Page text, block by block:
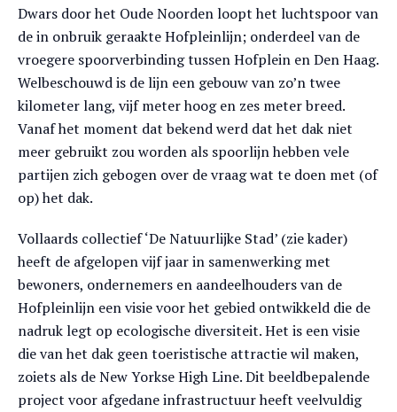
Dwars door het Oude Noorden loopt het luchtspoor van
de in onbruik geraakte Hofpleinlijn; onderdeel van de
vroegere spoorverbinding tussen Hofplein en Den Haag.
Welbeschouwd is de lijn een gebouw van zo’n twee
kilometer lang, vijf meter hoog en zes meter breed.
Vanaf het moment dat bekend werd dat het dak niet
meer gebruikt zou worden als spoorlijn hebben vele
partijen zich gebogen over de vraag wat te doen met (of
op) het dak.
Vollaards collectief ‘De Natuurlijke Stad’ (zie kader)
heeft de afgelopen vijf jaar in samenwerking met
bewoners, ondernemers en aandeelhouders van de
Hofpleinlijn een visie voor het gebied ontwikkeld die de
nadruk legt op ecologische diversiteit. Het is een visie
die van het dak geen toeristische attractie wil maken,
zoiets als de New Yorkse High Line. Dit beeldbepalende
project voor afgedane infrastructuur heeft veelvuldig